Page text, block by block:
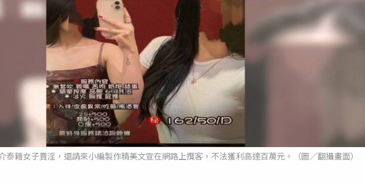
泰籍女子賣淫，還請來小編製作精美文宣在網路上攬客，不法獲利高達百萬元。（圖／翻攝畫面）